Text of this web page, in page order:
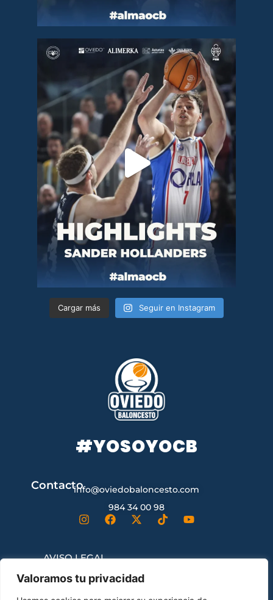
Valoramos tu privacidad
Cargar más Seguir en Instagram
#YOSOYOCB
Contactoinfo@oviedobaloncesto.com
984 34 00 98
AVISO LEGAL